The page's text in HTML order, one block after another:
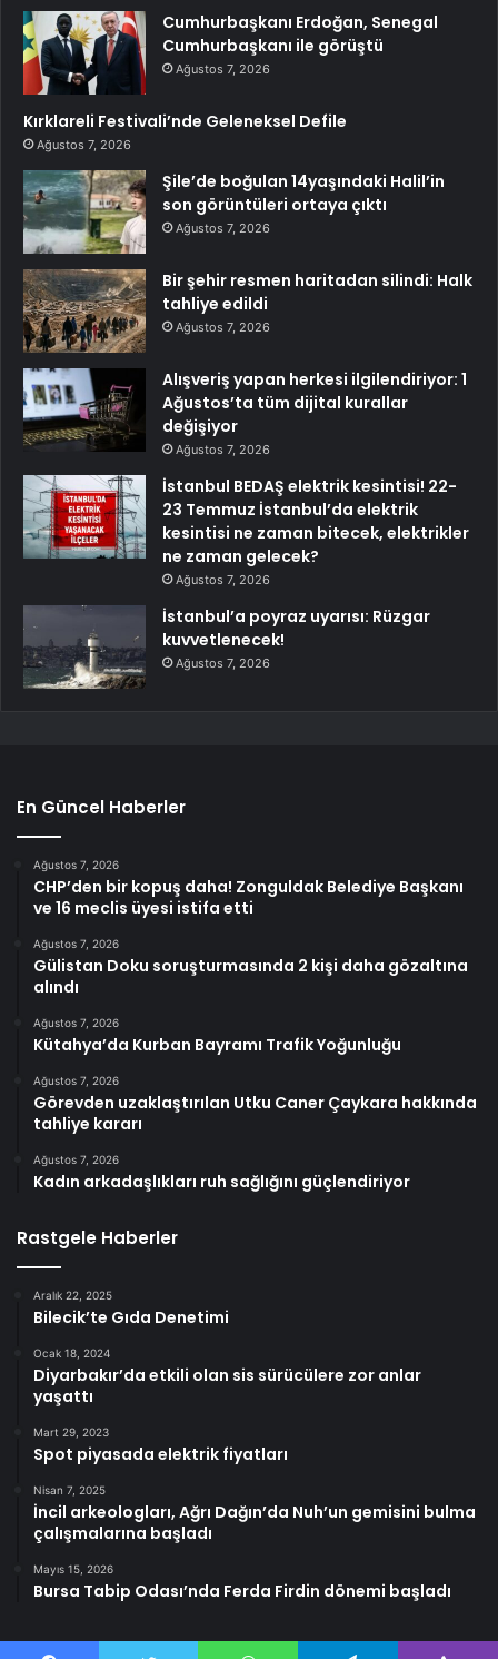
Cumhurbaşkanı Erdoğan, Senegal
Cumhurbaşkanı ile görüştü
Ağustos 7, 2026
Kırklareli Festivali’nde Geleneksel Defile
Ağustos 7, 2026
Şile’de boğulan 14yaşındaki Halil’in
son görüntüleri ortaya çıktı
Ağustos 7, 2026
Bir şehir resmen haritadan silindi: Halk
tahliye edildi
Ağustos 7, 2026
Alışveriş yapan herkesi ilgilendiriyor: 1
Ağustos’ta tüm dijital kurallar
değişiyor
Ağustos 7, 2026
İstanbul BEDAŞ elektrik kesintisi! 22-
23 Temmuz İstanbul’da elektrik
kesintisi ne zaman bitecek, elektrikler
ne zaman gelecek?
Ağustos 7, 2026
İstanbul’a poyraz uyarısı: Rüzgar
kuvvetlenecek!
Ağustos 7, 2026
En Güncel Haberler
Ağustos 7, 2026
CHP’den bir kopuş daha! Zonguldak Belediye Başkanı
ve 16 meclis üyesi istifa etti
Ağustos 7, 2026
Gülistan Doku soruşturmasında 2 kişi daha gözaltına
alındı
Ağustos 7, 2026
Kütahya’da Kurban Bayramı Trafik Yoğunluğu
Ağustos 7, 2026
Görevden uzaklaştırılan Utku Caner Çaykara hakkında
tahliye kararı
Ağustos 7, 2026
Kadın arkadaşlıkları ruh sağlığını güçlendiriyor
Rastgele Haberler
Aralık 22, 2025
Bilecik’te Gıda Denetimi
Ocak 18, 2024
Diyarbakır’da etkili olan sis sürücülere zor anlar
yaşattı
Mart 29, 2023
Spot piyasada elektrik fiyatları
Nisan 7, 2025
İncil arkeologları, Ağrı Dağın’da Nuh’un gemisini bulma
çalışmalarına başladı
Mayıs 15, 2026
Bursa Tabip Odası’nda Ferda Firdin dönemi başladı